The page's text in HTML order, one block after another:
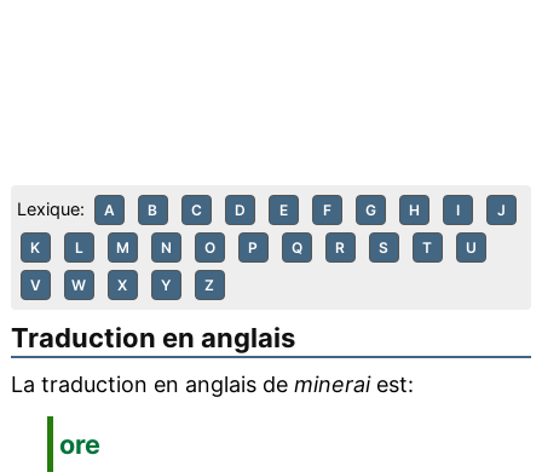
Lexique: A B C D E F G H I J
K L M N O P Q R S T U
V W X Y Z
Traduction en anglais
La traduction en anglais de mineraiest:
ore